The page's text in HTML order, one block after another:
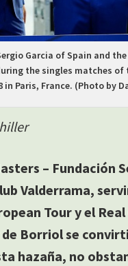
Sergio Garcia of Spain and
the singles matches of
in Paris, France. (Photo by
– Fundación
Valderrama,
Tour y el
de Borriol se
hazaña, no